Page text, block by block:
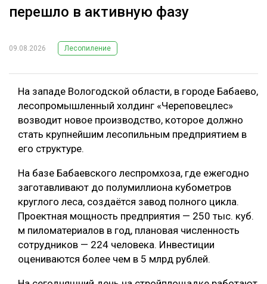
перешло в активную фазу
09.08.2026 Лесопиление
На западе Вологодской области, в городе Бабаево,
лесопромышленный холдинг «Череповецлес»
возводит новое производство, которое должно
стать крупнейшим лесопильным предприятием в
его структуре.
На базе Бабаевского леспромхоза, где ежегодно
заготавливают до полумиллиона кубометров
круглого леса, создаётся завод полного цикла.
Проектная мощность предприятия — 250 тыс. куб.
м пиломатериалов в год, плановая численность
сотрудников — 224 человека. Инвестиции
оцениваются более чем в 5 млрд рублей.